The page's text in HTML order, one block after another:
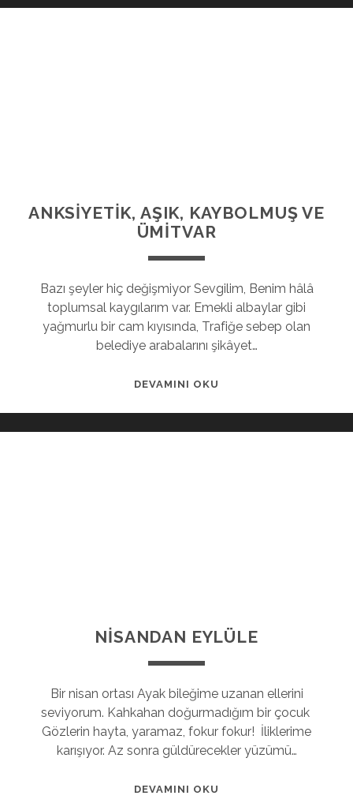
ANKSIYETIK, AŞIK, KAYBOLMUŞ VE
ÜMITVAR
Bazı şeyler hiç değişmiyor Sevgilim, Benim hâlâ
toplumsal kaygılarım var. Emekli albaylar gibi
yağmurlu bir cam kıyısında, Trafiğe sebep olan
belediye arabalarını şikâyet…
DEVAMINI OKU
NİSANDAN EYLÜLE
Bir nisan ortası Ayak bileğime uzanan ellerini
seviyorum. Kahkahan doğurmadığım bir çocuk
Gözlerin hayta, yaramaz, fokur fokur! İliklerime
karışıyor. Az sonra güldürecekler yüzümü…
DEVAMINI OKU